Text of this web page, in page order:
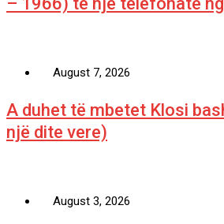
August 7, 2026
A duhet të mbetet Klosi
një dite vere)
August 3, 2026